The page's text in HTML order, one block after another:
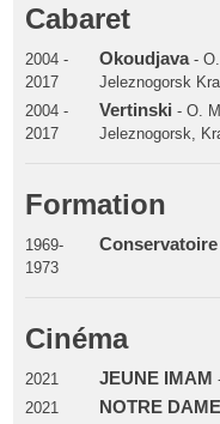
Cabaret
2004 -
2017
Okoudjava- O.
Jeleznogorsk
2004 -
2017
Vertinski - O.
Jeleznogorsk,
Formation
1969-
1973
Cinéma
2021 JEUNE IMAM
2021
NOTRE